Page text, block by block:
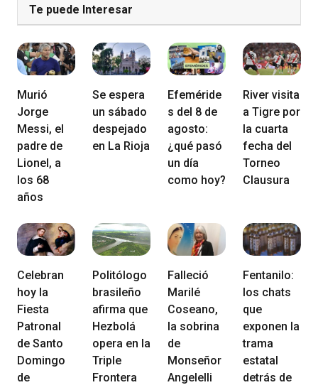
Te puede Interesar
Murió
Jorge
Messi, el
padre de
Lionel, a
los 68
años
Se espera
un sábado
despejado
en La Rioja
Efeméride
s del 8 de
agosto:
¿qué pasó
un día
como hoy?
River visita
a Tigre por
la cuarta
fecha del
Torneo
Clausura
Celebran
hoy la
Fiesta
Patronal
de Santo
Domingo
de
Politólogo
brasileño
afirma que
Hezbolá
opera en la
Triple
Frontera
Falleció
Marilé
Coseano,
la sobrina
de
Monseñor
Angelelli
Fentanilo:
los chats
que
exponen la
trama
estatal
detrás de